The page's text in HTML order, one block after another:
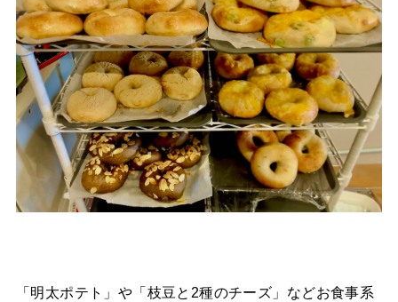
「明太ポテト」や「枝豆と2種のチーズ」などお食事系